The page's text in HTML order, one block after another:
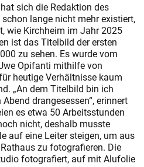
sich die Redaktion des
lange nicht mehr existiert,
wie Kirchheim im Jahr 2025
ist das Titelbild der ersten
zu sehen. Es wurde vom
Opifanti mithilfe von
heutige Verhältnisse kaum
„An dem Titelbild bin ich
drangesessen“, erinnert
es etwa 50 Arbeitsstunden
nicht, deshalb musste
auf eine Leiter steigen, um aus
zu fotografieren. Die
fotografiert, auf mit Alufolie